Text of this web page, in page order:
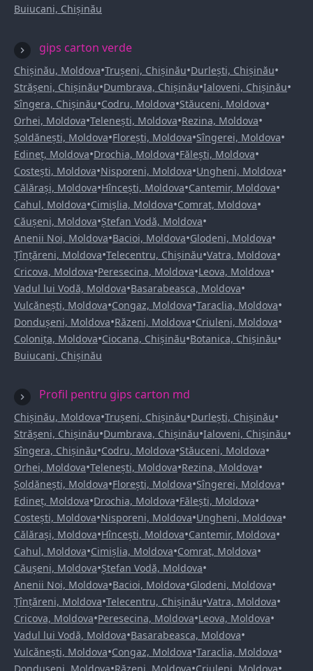
Buiucani, Chișinău
gips carton verde
Chișinău, Moldova•Trușeni, Chișinău•Durlești, Chișinău•
Strășeni, Chișinău•Dumbrava, Chișinău•Ialoveni, Chișinău•
Sîngera, Chișinău•Codru, Moldova•Stăuceni, Moldova•
Orhei, Moldova•Telenești, Moldova•Rezina, Moldova•
Șoldănești, Moldova•Florești, Moldova•Sîngerei, Moldova•
Edineț, Moldova•Drochia, Moldova•Fălești, Moldova•
Costești, Moldova•Nisporeni, Moldova•Ungheni, Moldova•
Călărași, Moldova•Hîncești, Moldova•Cantemir, Moldova•
Cahul, Moldova•Cimișlia, Moldova•Comrat, Moldova•
Căușeni, Moldova•Ștefan Vodă, Moldova•
Anenii Noi, Moldova•Bacioi, Moldova•Glodeni, Moldova•
Țînțăreni, Moldova•Telecentru, Chișinău•Vatra, Moldova•
Cricova, Moldova•Peresecina, Moldova•Leova, Moldova•
Vadul lui Vodă, Moldova•Basarabeasca, Moldova•
Vulcănești, Moldova•Congaz, Moldova•Taraclia, Moldova•
Dondușeni, Moldova•Răzeni, Moldova•Criuleni, Moldova•
Colonița, Moldova•Ciocana, Chișinău•Botanica, Chișinău•
Buiucani, Chișinău
Profil pentru gips carton md
Chișinău, Moldova•Trușeni, Chișinău•Durlești, Chișinău•
Strășeni, Chișinău•Dumbrava, Chișinău•Ialoveni, Chișinău•
Sîngera, Chișinău•Codru, Moldova•Stăuceni, Moldova•
Orhei, Moldova•Telenești, Moldova•Rezina, Moldova•
Șoldănești, Moldova•Florești, Moldova•Sîngerei, Moldova•
Edineț, Moldova•Drochia, Moldova•Fălești, Moldova•
Costești, Moldova•Nisporeni, Moldova•Ungheni, Moldova•
Călărași, Moldova•Hîncești, Moldova•Cantemir, Moldova•
Cahul, Moldova•Cimișlia, Moldova•Comrat, Moldova•
Căușeni, Moldova•Ștefan Vodă, Moldova•
Anenii Noi, Moldova•Bacioi, Moldova•Glodeni, Moldova•
Țînțăreni, Moldova•Telecentru, Chișinău•Vatra, Moldova•
Cricova, Moldova•Peresecina, Moldova•Leova, Moldova•
Vadul lui Vodă, Moldova•Basarabeasca, Moldova•
Vulcănești, Moldova•Congaz, Moldova•Taraclia, Moldova•